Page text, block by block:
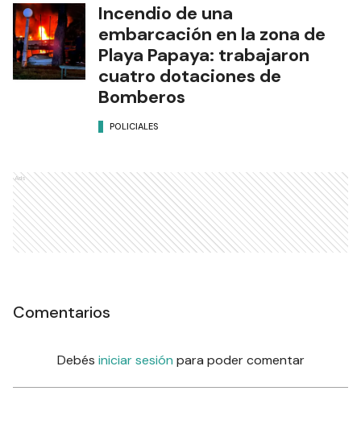
Incendio de una
embarcación en la zona de
Playa Papaya: trabajaron
cuatro dotaciones de
Bomberos
POLICIALES
Ads
Comentarios
Debés iniciar sesión para poder comentar